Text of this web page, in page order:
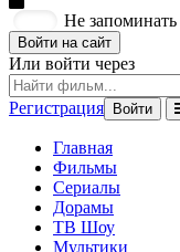
Не
Войти на сайт
Или войти через
Регистрация Войти
Главная
Фильмы
Сериалы
Дорамы
ТВ Шоу
Мультики